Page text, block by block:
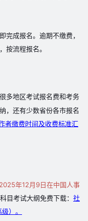
完成报名。逾期不缴费，
按流程报名。
多地区考试报名费和考务
，还有少数省份各市报名
者缴费时间及收费标准汇
年12月9日在中国人事
目考试大纲免费下载： 社
）。